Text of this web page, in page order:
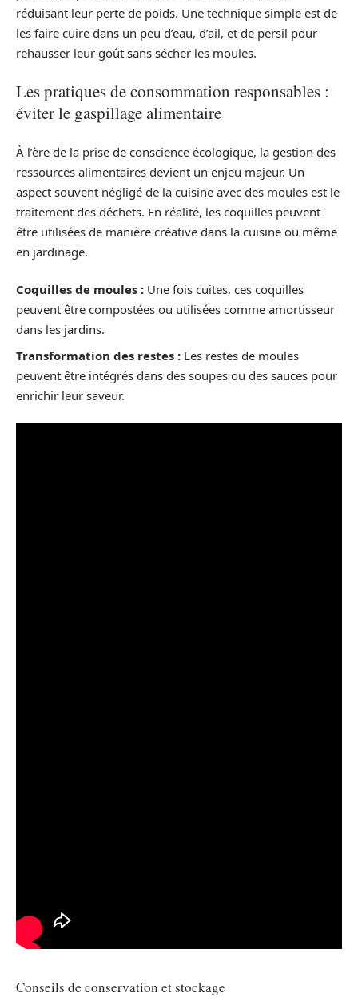
réduisant leur perte de poids. Une technique simple est de
les faire cuire dans un peu d’eau, d’ail, et de persil pour
rehausser leur goût sans sécher les moules.
Les pratiques de consommation responsables :
éviter le gaspillage alimentaire
À l’ère de la prise de conscience écologique, la gestion des
ressources alimentaires devient un enjeu majeur. Un
aspect souvent négligé de la cuisine avec des moules est le
traitement des déchets. En réalité, les coquilles peuvent
être utilisées de manière créative dans la cuisine ou même
en jardinage.
Coquilles de moules : Une fois cuites, ces coquilles
peuvent être compostées ou utilisées comme amortisseur
dans les jardins.
Transformation des restes : Les restes de moules
peuvent être intégrés dans des soupes ou des sauces pour
enrichir leur saveur.
Conseils de conservation et stockage